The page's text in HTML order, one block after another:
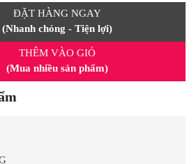
ĐẶT HÀNG NGAY
(Nhanh chóng - Tiện lợi)
THÊM VÀO GIỎ
(Mua nhiều sản phẩm)